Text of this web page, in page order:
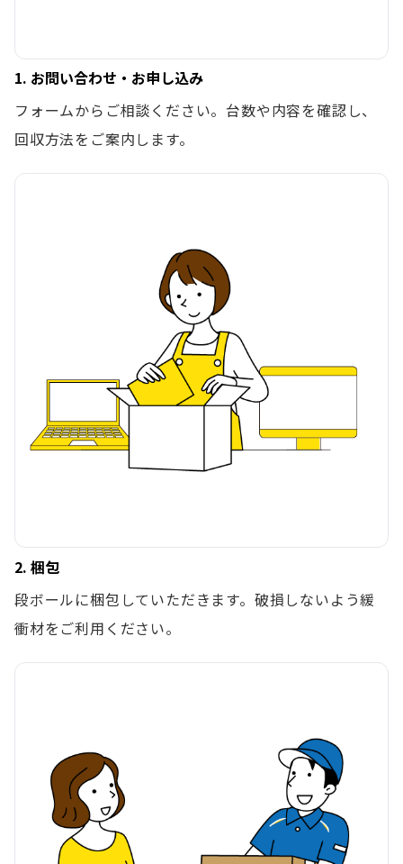
1. お問い合わせ・お申し込み
フォームからご相談ください。台数や内容を確認し、
回収方法をご案内します。
2. 梱包
段ボールに梱包していただきます。破損しないよう緩
衝材をご利用ください。